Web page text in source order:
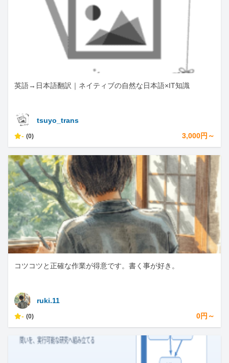
英語→日本語翻訳｜ネイティブの自然な日本語×IT知識
tsuyo_trans
- (0) 3,000円～
コツコツと正確な作業が得意です。書く事が好き。
ruki.11
- (0) 0円～